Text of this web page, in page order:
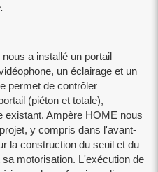
a installé un portail
un éclairage et un
permet de contrôler
(piéton et totale),
existant. Ampère HOME nous
y compris dans l'avant-
la construction du seuil et du
motorisation. L'exécution de